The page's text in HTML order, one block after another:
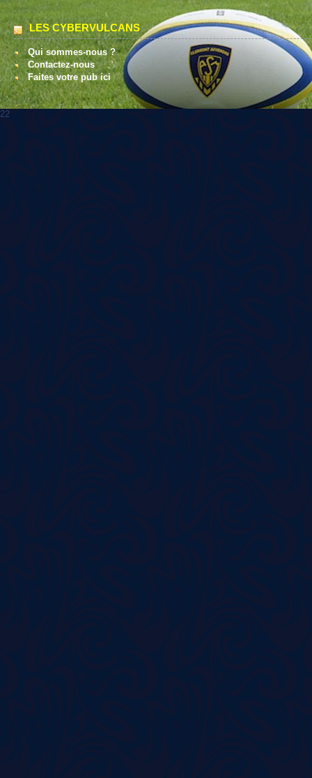
LES CYBERVULCANS
Qui sommes-nous ?
Contactez-nous
Faites votre pub ici
22